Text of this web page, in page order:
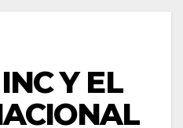
Y EL